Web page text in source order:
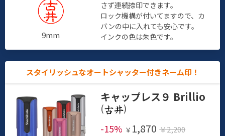
9mm
さず連続捺印できます。
ロック機構が付いてますので、カ
バンの中に入れても安心です。
インクの色は朱色です。
スタイリッシュなオートシャッター付きネーム印！
キャップレス９ Brillio
(
)
-15% ￥ 1,870 ￥2,200